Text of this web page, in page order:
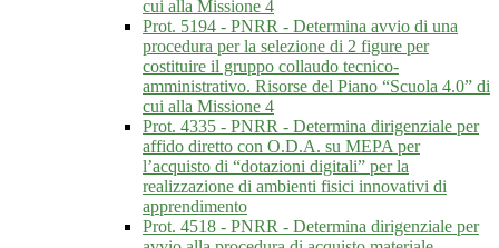
cui alla Missione 4
Prot. 5194 - PNRR - Determina avvio di una
procedura per la selezione di 2 figure per
costituire il gruppo collaudo tecnico-
amministrativo. Risorse del Piano “Scuola 4.0” di
cui alla Missione 4
Prot. 4335 - PNRR - Determina dirigenziale per
affido diretto con O.D.A. su MEPA per
l’acquisto di “dotazioni digitali” per la
realizzazione di ambienti fisici innovativi di
apprendimento
Prot. 4518 - PNRR - Determina dirigenziale per